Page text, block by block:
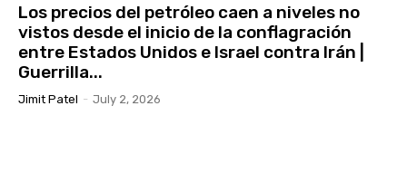
Los precios del petróleo caen a niveles no
vistos desde el inicio de la conflagración
entre Estados Unidos e Israel contra Irán |
Guerrilla...
Jimit Patel - July 2, 2026